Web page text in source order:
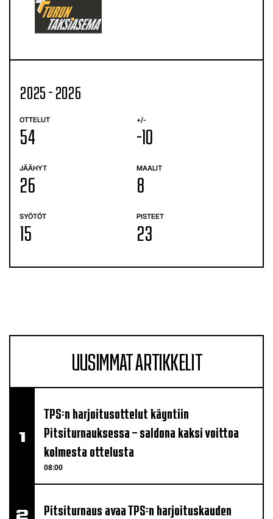
2025 - 2026
OTTELUT
54
+/-
-10
JÄÄHYT
26
MAALIT
8
SYÖTÖT
15
PISTEET
23
UUSIMMAT ARTIKKELIT
08:00
TPS:n harjoitusottelut käyntiin
Pitsiturnauksessa – saldona kaksi voittoa
kolmesta ottelusta
Pitsiturnaus avaa TPS:n harjoituskauden